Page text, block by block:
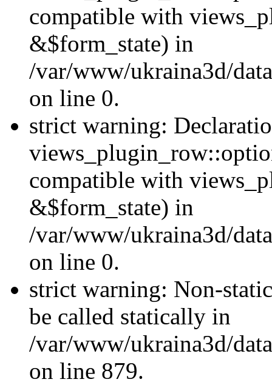
compatible with
&$form_state) in
/var/www/ukraina3d/
on line 0.
strict warning:
compatible with
&$form_state) in
/var/www/ukraina3d/
on line 0.
strict warning: Non-
be called statically in
/var/www/ukraina3d/
on line 879.